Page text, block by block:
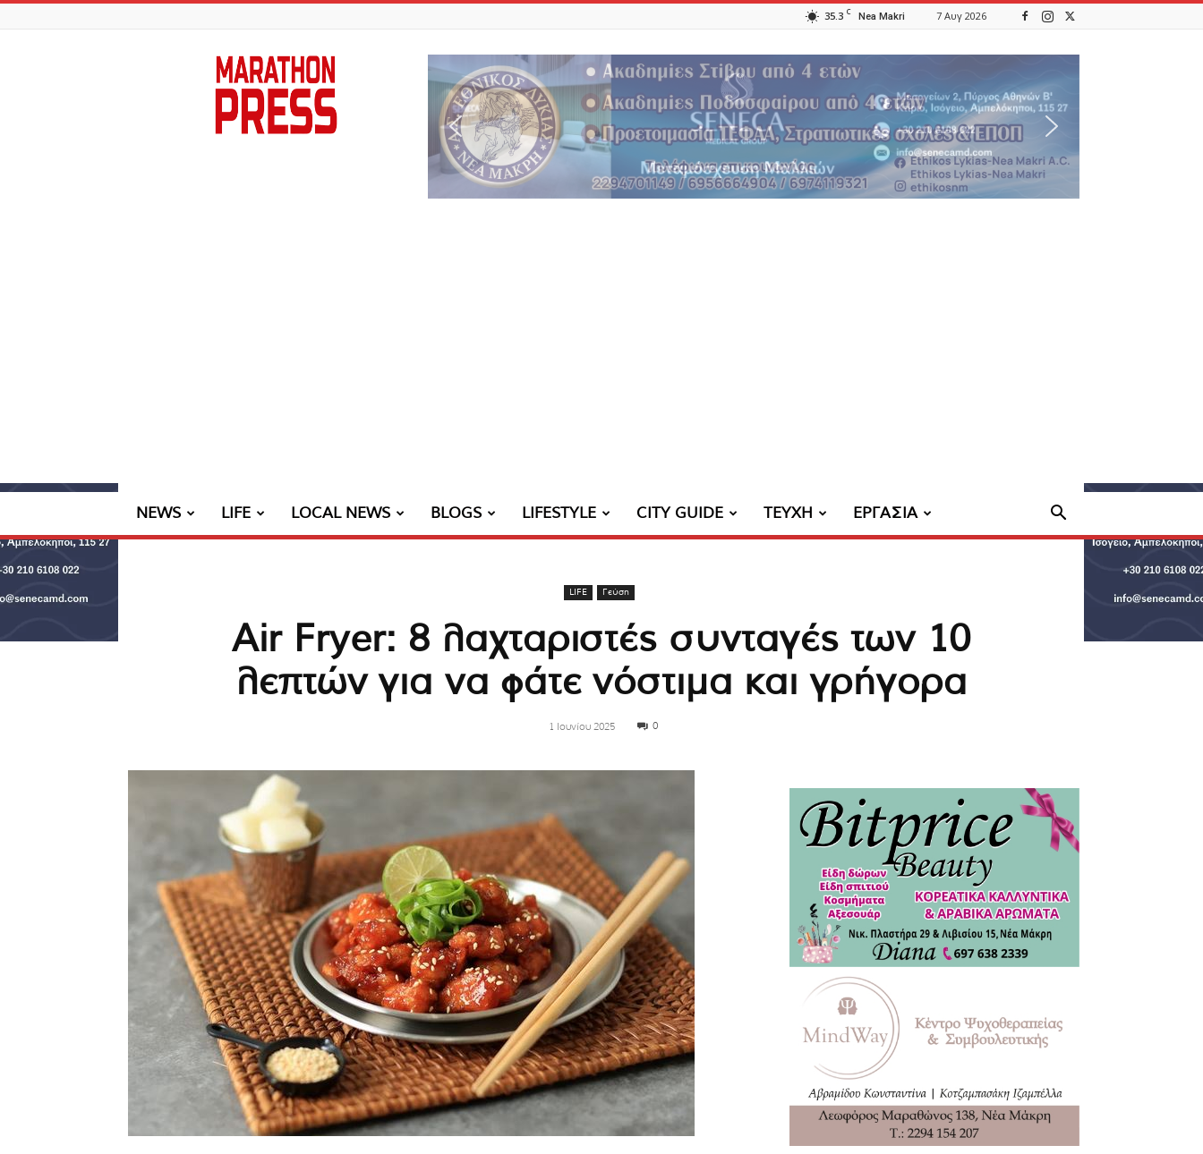
35.3 C Nea Makri 7 Αυγ 2026
Marathon
Press
NEWS LIFE LOCAL NEWS BLOGS LIFESTYLE CITY GUIDE ΤΕΥΧΗ ΕΡΓΑΣΙΑ
LIFE Γεύση
Air Fryer: 8 λαχταριστές συνταγές των 10
λεπτών για να φάτε νόστιμα και γρήγορα
1 Ιουνίου 2025 0